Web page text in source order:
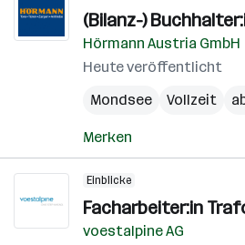
(Bilanz-)
Hörmann Austria GmbH
Heute veröffentlicht
Mondsee
Vollzeit
Merken
Einblicke
Facharbeiter:in
voestalpine AG